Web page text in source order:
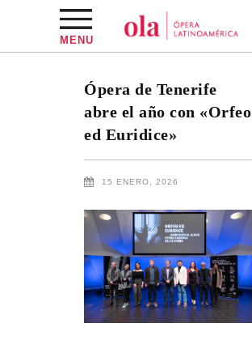
MENU
Ópera de Tenerife
abre el año con «Orfeo
ed Euridice»
15 ENERO, 2026